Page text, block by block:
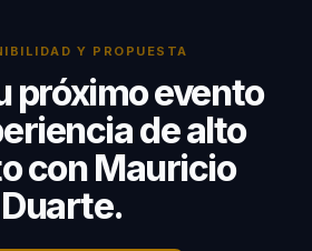
Y PROPUESTA
próximo evento
de alto
con Mauricio
Duarte.